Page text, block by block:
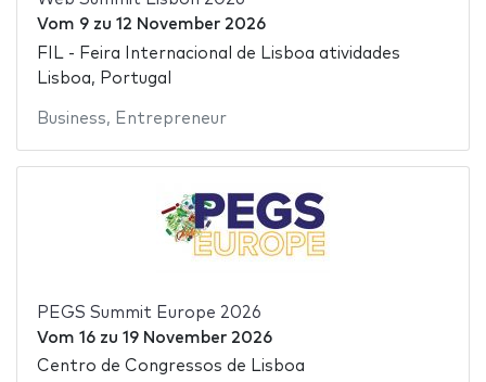
Vom 9zu 12 November 2026
FIL - Feira Internacional de Lisboa atividades
Lisboa, Portugal
Business, Entrepreneur
PEGS Summit Europe 2026
Vom 16zu 19 November 2026
Centro de Congressos de Lisboa